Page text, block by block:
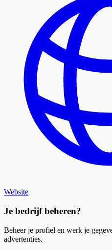
Website
Je bedrijf beheren?
Beheer je profiel en werk je
advertenties.